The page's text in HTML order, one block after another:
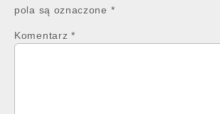
pola są oznaczone *
Komentarz *